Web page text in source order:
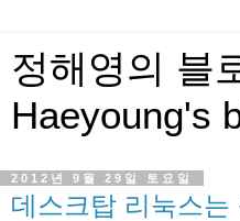
정해영의 블
Haeyoung's
2012년 9월 29일 토요일
데스크탑 리눅스는